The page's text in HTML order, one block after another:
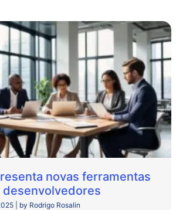
novas ferramentas
desenvolvedores
by Rodrigo Rosalin